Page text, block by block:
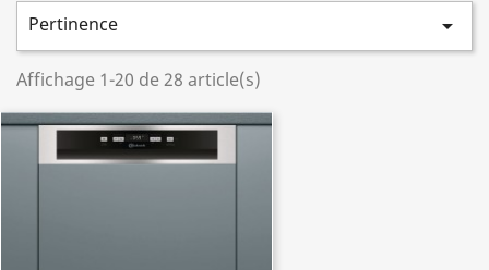
Pertinence 
Affichage 1-20 de 28 article(s)